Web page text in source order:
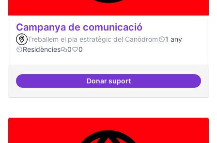
Campanya de comunicació
Treballem el pla estratègic del Canòdrom
1 any
Residències
0 0
Donar suportCampanya de comunicació